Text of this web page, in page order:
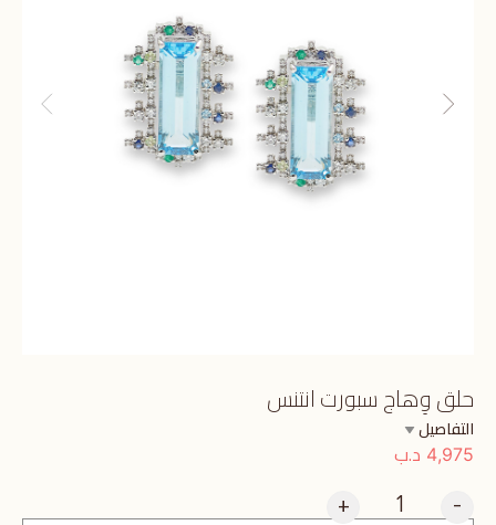
حلق وِهاج سبورت انتنس
التفاصيل
4,975 د.ب
-
+